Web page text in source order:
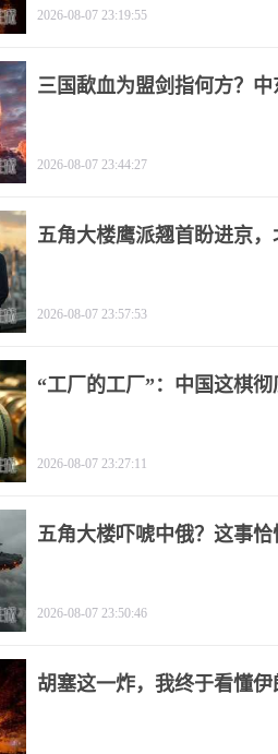
2026-08-07 23:19:55
三国歃血为盟剑指何方？
2026-08-07 23:44:27
五角大楼鹰派翘首盼进京
2026-08-07 23:57:53
“工厂的工厂”：中国这棋
2026-08-07 23:27:11
五角大楼吓唬中俄？这事
2026-08-07 23:50:46
胡塞这一炸，我终于看懂